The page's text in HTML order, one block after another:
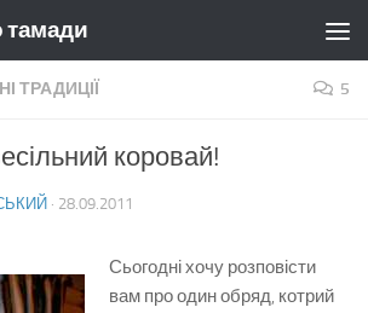
тамади
ТРАДИЦІЇ 5
коровай!
· 28.09.2011
Сьогодні хочу розповісти
вам про один обряд, котрий